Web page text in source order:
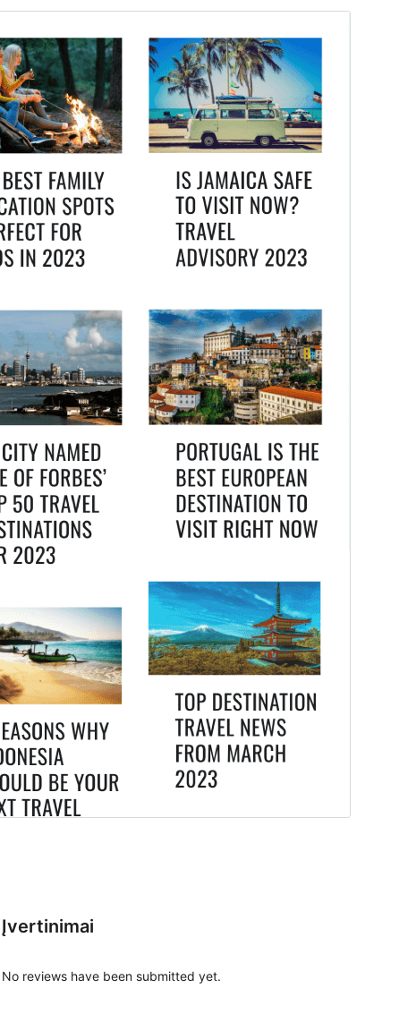
Versija
1.0.5
Atnaujinta
8 birželio, 2026
Aktyvių instaliacijų
70+
WordPress versija
5.9
PHP versija
5.6
Temos pradinis puslapis
Įvertinimai
No reviews have been submitted yet.